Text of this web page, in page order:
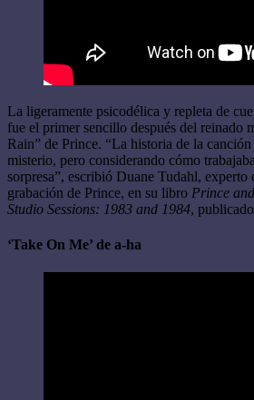
La ligeramente psicodélica y repleta de
fue el primer sencillo después del reinado
Rain” de Prince. “La historia de la
misterio, pero considerando cómo
sorpresa”, escribió Duane Tudahl, experto
grabación de Prince, en su libro Prince
Studio Sessions: 1983 and 1984,
‘Take On Me’ de a-ha